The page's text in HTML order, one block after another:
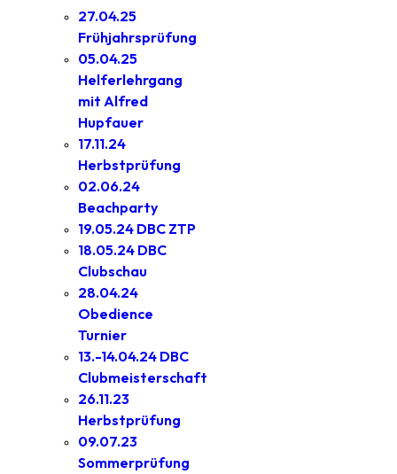
27.04.25
Frühjahrsprüfung
05.04.25
Helferlehrgang
mit Alfred
Hupfauer
17.11.24
Herbstprüfung
02.06.24
Beachparty
19.05.24 DBC ZTP
18.05.24 DBC
Clubschau
28.04.24
Obedience
Turnier
13.-14.04.24 DBC
Clubmeisterschaft
26.11.23
Herbstprüfung
09.07.23
Sommerprüfung